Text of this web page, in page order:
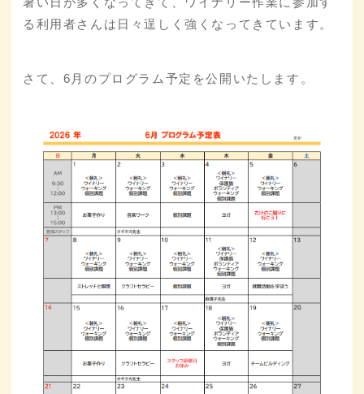
る利用者さんは日々逞しく強くなってきています。
さて、6月のプログラム予定を公開いたします。